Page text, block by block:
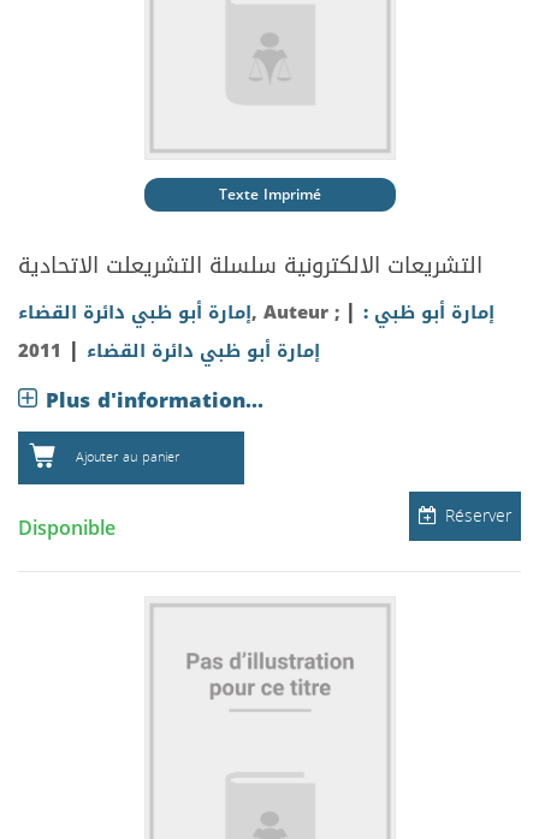
Texte Imprimé
سلسلة التشريعلت الاتحادية التشريعات الالكترونية
إمارة أبو ظبي دائرة القضاء, Auteur ; | إمارة أبو ظبي :
إمارة أبو ظبي دائرة القضاء |
2011
Plus d'information...
Ajouter au panier
Réserver
Disponible